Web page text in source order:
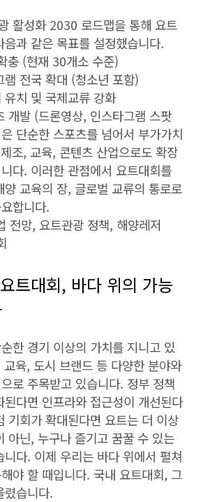
활성화 2030 로드맵을 통해 요트
과 같은 목표를 설정했습니다.
충 (현재 30개소 수준)
전국 확대 (청소년 포함)
치 및 국제교류 강화
개발 (드론영상, 인스타그램 스팟
단순한 스포츠를 넘어서 부가가치
조, 교육, 콘텐츠 산업으로도 확장
다. 이러한 관점에서 요트대회를
교육의 장, 글로벌 교류의 통로로
합니다.
전망, 요트관광 정책, 해양레저
트대회, 바다 위의 가능
한 경기 이상의 가치를 지니고 있
육, 도시 브랜드 등 다양한 분야와
로 주목받고 있습니다. 정부 정책
다면 인프라와 접근성이 개선된다
기회가 확대된다면 요트는 더 이상
아닌, 누구나 즐기고 꿈꿀 수 있는
다. 이제 우리는 바다 위에서 펼쳐
야 할 때입니다. 국내 요트대회, 그
렸습니다.